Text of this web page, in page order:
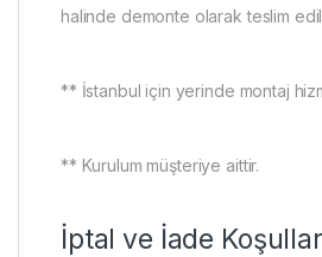
halinde demonte olarak teslim
** İstanbul için yerinde montaj
** Kurulum müşteriye aittir.
İptal ve İade